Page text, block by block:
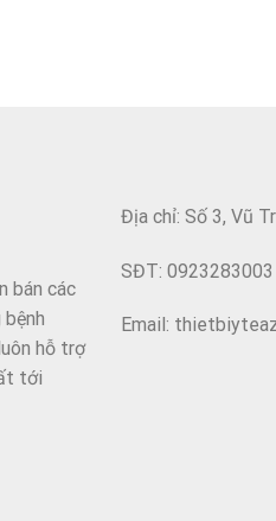
bán các
hỗ trợ
tới
Địa chỉ: Số 3, Vũ
SĐT: 0923283003
Email: